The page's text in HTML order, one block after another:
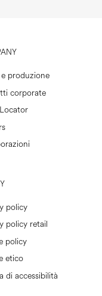
produzione
corporate
policy
policy retail
policy
etico
di accessibilità